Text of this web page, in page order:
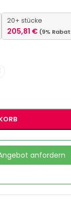
20+ stücke
205,81 € (9%
anfordern